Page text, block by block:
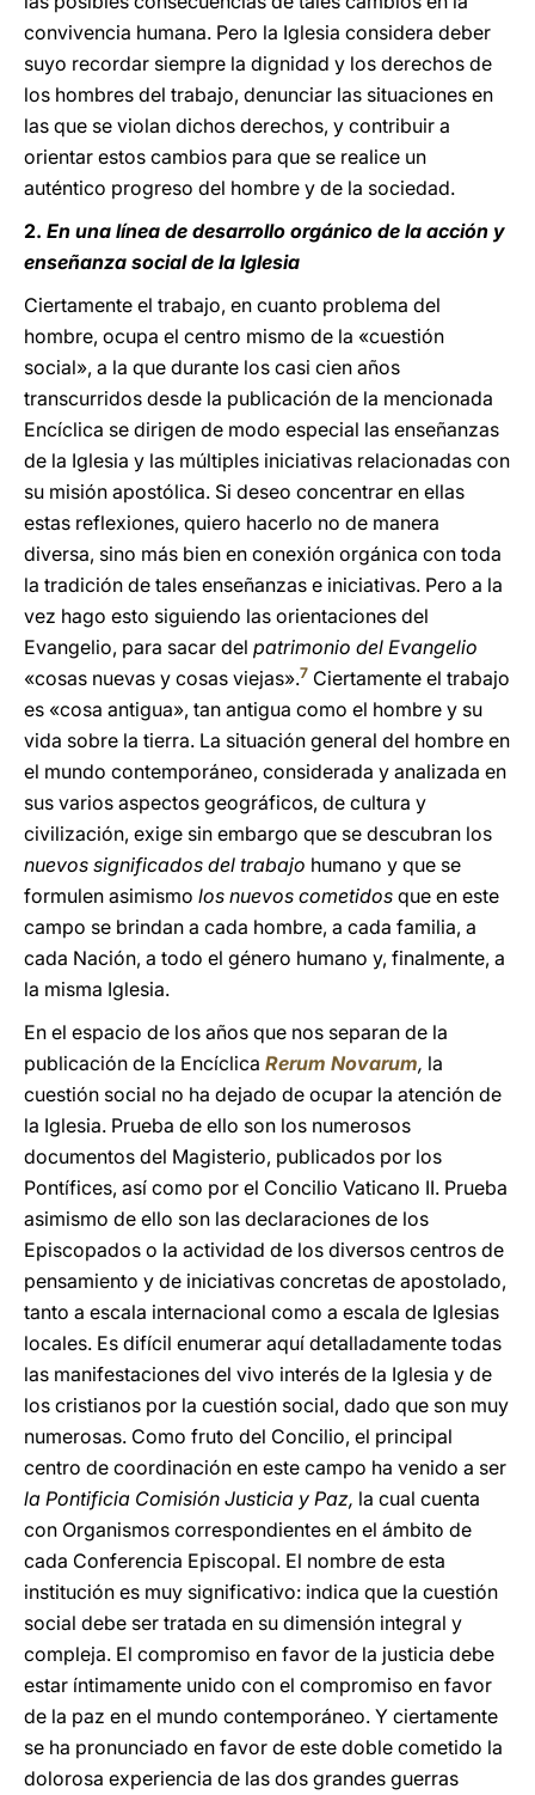
convivencia humana. Pero la Iglesia considera deber
suyo recordar siempre la dignidad y los derechos de
los hombres del trabajo, denunciar las situaciones en
las que se violan dichos derechos, y contribuir a
orientar estos cambios para que se realice un
auténtico progreso del hombre y de la sociedad.
2. En una línea de desarrollo orgánico de la acción y
enseñanza social de la Iglesia
Ciertamente el trabajo, en cuanto problema del
hombre, ocupa el centro mismo de la «cuestión
social», a la que durante los casi cien años
transcurridos desde la publicación de la mencionada
Encíclica se dirigen de modo especial las enseñanzas
de la Iglesia y las múltiples iniciativas relacionadas con
su misión apostólica. Si deseo concentrar en ellas
estas reflexiones, quiero hacerlo no de manera
diversa, sino más bien en conexión orgánica con toda
la tradición de tales enseñanzas e iniciativas. Pero a la
vez hago esto siguiendo las orientaciones del
Evangelio, para sacar del patrimonio del Evangelio
«cosas nuevas y cosas viejas».7 Ciertamente el trabajo
es «cosa antigua», tan antigua como el hombre y su
vida sobre la tierra. La situación general del hombre en
el mundo contemporáneo, considerada y analizada en
sus varios aspectos geográficos, de cultura y
civilización, exige sin embargo que se descubran los
nuevos significados del trabajo humano y que se
formulen asimismo los nuevos cometidos que en este
campo se brindan a cada hombre, a cada familia, a
cada Nación, a todo el género humano y, finalmente, a
la misma Iglesia.
En el espacio de los años que nos separan de la
publicación de la Encíclica Rerum Novarum, la
cuestión social no ha dejado de ocupar la atención de
la Iglesia. Prueba de ello son los numerosos
documentos del Magisterio, publicados por los
Pontífices, así como por el Concilio Vaticano II. Prueba
asimismo de ello son las declaraciones de los
Episcopados o la actividad de los diversos centros de
pensamiento y de iniciativas concretas de apostolado,
tanto a escala internacional como a escala de Iglesias
locales. Es difícil enumerar aquí detalladamente todas
las manifestaciones del vivo interés de la Iglesia y de
los cristianos por la cuestión social, dado que son muy
numerosas. Como fruto del Concilio, el principal
centro de coordinación en este campo ha venido a ser
la Pontificia Comisión Justicia y Paz, la cual cuenta
con Organismos correspondientes en el ámbito de
cada Conferencia Episcopal. El nombre de esta
institución es muy significativo: indica que la cuestión
social debe ser tratada en su dimensión integral y
compleja. El compromiso en favor de la justicia debe
estar íntimamente unido con el compromiso en favor
de la paz en el mundo contemporáneo. Y ciertamente
se ha pronunciado en favor de este doble cometido la
dolorosa experiencia de las dos grandes guerras